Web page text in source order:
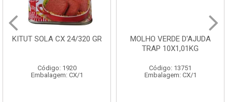
KITUT SOLA CX 24/320 GR
Código: 1920
Embalagem: CX/1
MOLHO VERDE D'AJUDA
TRAP 10X1,01KG
Código: 13751
Embalagem: CX/1